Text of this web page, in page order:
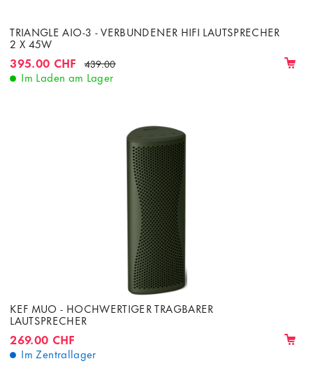
TRIANGLE AIO-3 - VERBUNDENER HIFI LAUTSPRECHER
2 X 45W
395.00 CHF 439.00
Im Laden am Lager
KEF MUO - HOCHWERTIGER TRAGBARER
LAUTSPRECHER
269.00 CHF
Im Zentrallager